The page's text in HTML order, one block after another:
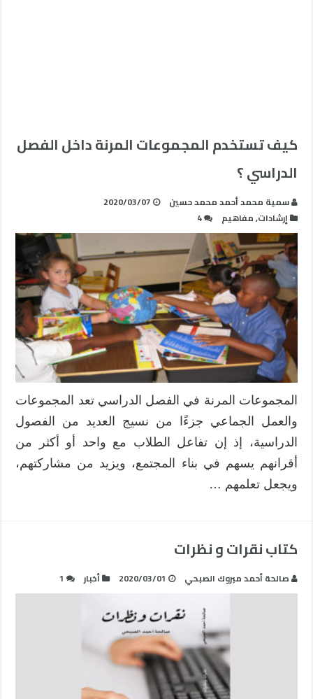
كيف تستخدم المجموعات المرنة داخل الفصل
الدراسي ؟
سمية محمد أحمد محمد حسين
2020/03/07
إرشادات,مفاهيم 4
المجموعات المرنة في الفصل الدراسي تعد المجموعات
والعمل الجماعي جزءًا من نسيج العديد من الفصول
الدراسية، إذ إن تفاعل الطلاب مع واحد أو أكثر من
أقرانهم يسهم في بناء المجتمع، ويزيد من مشاركتهم،
ويجعل تعلمهم …
كتاب نقرات و نظرات
صالحة أحمد مبروك الصبحي 2020/03/01 أخبار 1